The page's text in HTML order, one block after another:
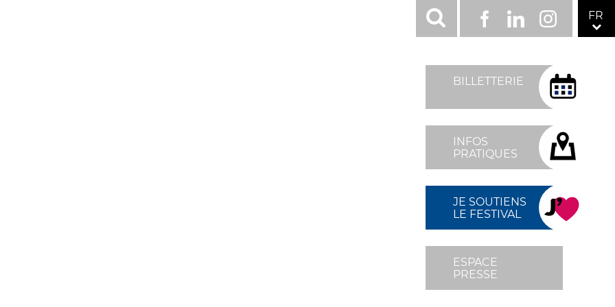
MENU
FIXÉ
DROITE
BILLETTERIE
INFOS
PRATIQUES
JE SOUTIENS
LE FESTIVAL
ESPACE
PRESSE
RÉSEAUX
SOCIAUX
TOP
FacebookLinkedInInstagram FR